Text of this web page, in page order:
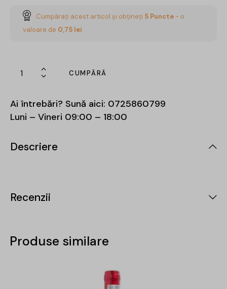
Cumpărați acest articol și obțineți 5 Puncte - o
valoare de 0,75 lei
CUMPĂRĂ
Ai întrebări? Sună aici: 0725860799
Luni – Vineri 09:00 – 18:00
Descriere
Recenzii
Produse similare